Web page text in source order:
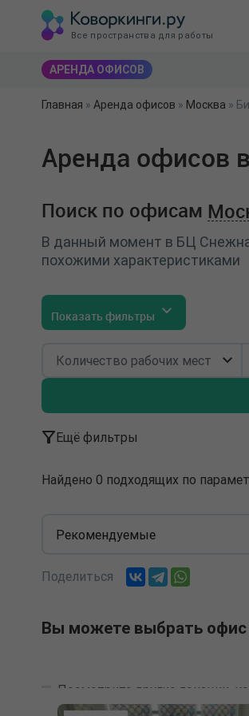
Все пространства для работы
АРЕНДА ОФИСОВ
Главная » Аренда офисов » Москва »
Аренда офисов
Поиск по офисам
В данный момент в БЦ
похожими характеристиками
Показать фильтры
Ещё фильтры
Найдено 0 подходящих по
Рекомендуемые
Поделиться
Вы можете выбрать
Посмотрите другие локации,